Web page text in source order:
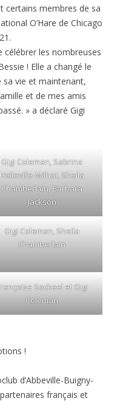
certains membres de sa
O’Hare de Chicago
les nombreuses
! Elle a changé le
sa vie et maintenant,
et de mes amis
» a déclaré Gigi
Gigi Coleman, Sabrina
Holleville-Milhat, Sheila
Chamberlain, Barbara
Jackson
Gigi Coleman, Sheila
Chamberlain
Sockeel et Gigi
Coleman
!
d’Abbeville-Buigny-
français et